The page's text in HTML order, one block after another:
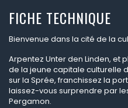
FICHE TECHNIQUE
Bienvenue dans la cité de la
Arpentez Unter den Linden, et
de la jeune capitale culturelle
sur la Sprée, franchissez la
laissez-vous surprendre par
Pergamon.